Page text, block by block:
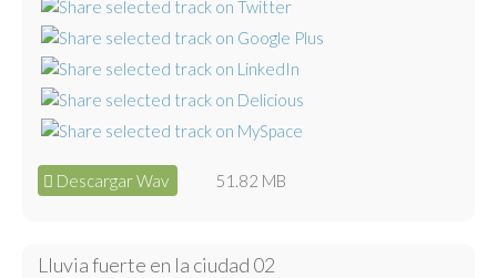
Descargar Wav 51.82 MB
Lluvia fuerte en la ciudad 02